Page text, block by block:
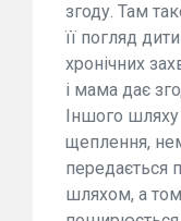
згоду. Там
її погляд
хронічних
і мама дає
Іншого шляху
щеплення,
передається
шляхом, а